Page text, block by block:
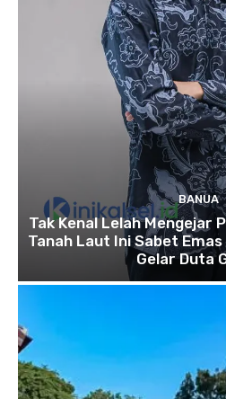
BANUA
Tak Kenal Lelah Mengejar
Tanah Laut Ini Sabet
Gelar Duta